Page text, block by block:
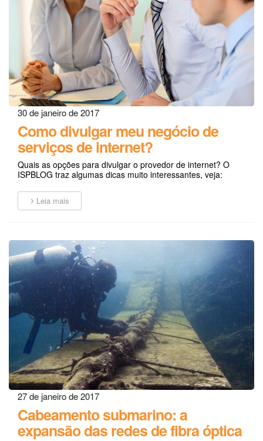
30 de janeiro de 2017
Como divulgar meu negócio de
serviços de internet?
Quais as opções para divulgar o provedor de internet? O
ISPBLOG traz algumas dicas muito interessantes, veja:
Leia mais
27 de janeiro de 2017
Cabeamento submarino: a
expansão das redes de fibra óptica